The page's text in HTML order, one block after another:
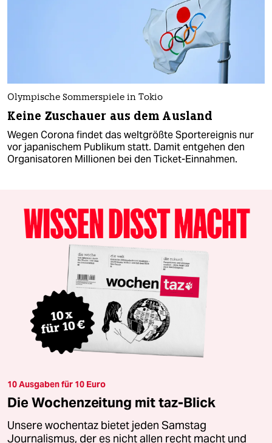
Olympische Sommerspiele in Tokio
Keine Zuschauer aus dem Ausland
Wegen Corona findet das weltgrößte Sportereignis nur
vor japanischem Publikum statt. Damit entgehen den
Organisatoren Millionen bei den Ticket-Einnahmen.
10 Ausgaben für 10 Euro
Die Wochenzeitung mit taz-Blick
Unsere wochentaz bietet jeden Samstag
Journalismus, der es nicht allen recht macht und